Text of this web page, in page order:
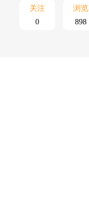
浏览
898
关注
0